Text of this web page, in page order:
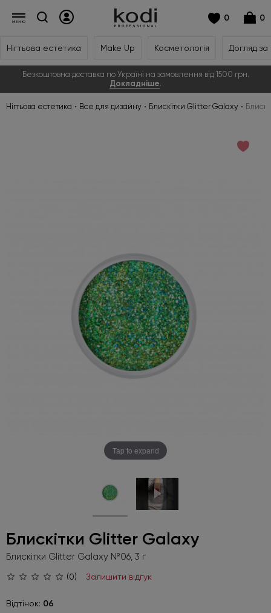
0 0
Нігтьова естетика Make Up Косметологія Догляд
Безкоштовна доставка по Україні на замовлення від 1500 грн.
Докладніше.
Нігтьова естетика Все для дизайну Блискітки Glitter Galaxy
Tap to expand
Блискітки Glitter Galaxy
Блискітки Glitter Galaxy №06, 3 г
(0) Залишити відгук
Відтінок: 06